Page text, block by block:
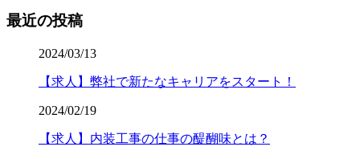
最近の投稿
2024/03/13
【求人】弊社で新たなキャリアをスタート！
2024/02/19
【求人】内装工事の仕事の醍醐味とは？